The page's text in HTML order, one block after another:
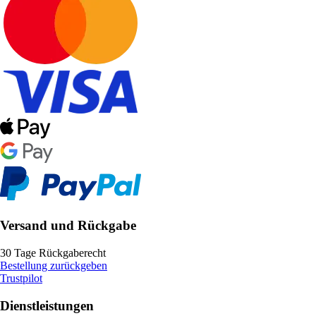
Versand und Rückgabe
30 Tage Rückgaberecht
Bestellung zurückgeben
Trustpilot
Dienstleistungen